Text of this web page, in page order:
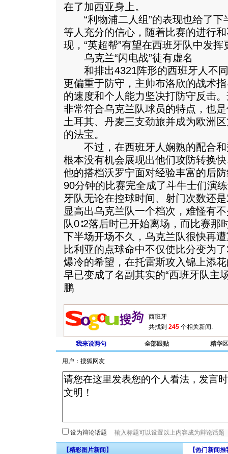
在了加西亚身上。
“利物浦二人组”的表现也给了下
等人充分的信心，随着比赛的进行
现，“英超帮”有望在西班牙队中发挥
乌克兰“闪电战”徒有虚名
和排出4321阵形的西班牙人不同
更偏重于防守，主帅布洛欣的战术
的速度和个人能力坚决打防守反击
非常符合乌克兰队球员的特点，也
土耳其、丹麦三支劲旅并成为欧洲
的法宝。
不过，在西班牙人娴熟的配合和
根本没有机会展现出他们攻防转换
他的搭档沃罗宁面对经验丰富的后
90分钟的比赛完全成了斗牛士们演
牙队无论在控球时间、射门次数还
显高出乌克兰队一个档次，难怪有
队0∶2落后时已开始离场，而比赛那
下半场开场不久，乌克兰队很快再
比利亚的点球命中不仅使比分变为
爆冷的希望，在托雷斯攻入锦上添
早已变成了名副其实的“西班牙队主
鹏
共找到 245 个相关新闻.
我来说两句 全部跟贴 精华区
用户：
设为辩论话题
【精彩图片新闻】 【热门新闻